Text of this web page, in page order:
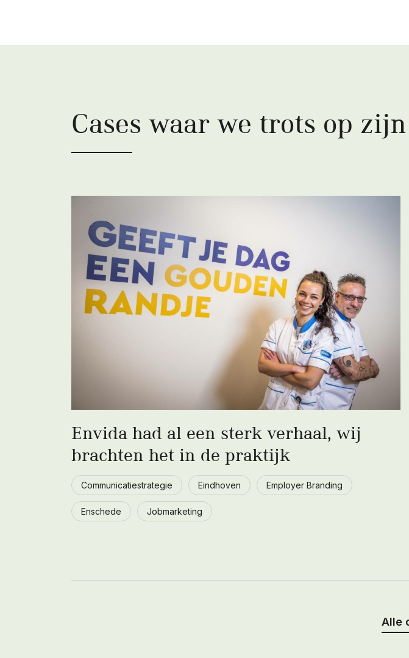
Cases waar we trots op zijn
Envida had al een sterk verhaal, wij
brachten het in de praktijk
Communicatiestrategie Eindhoven Employer Branding
Enschede Jobmarketing
Alle